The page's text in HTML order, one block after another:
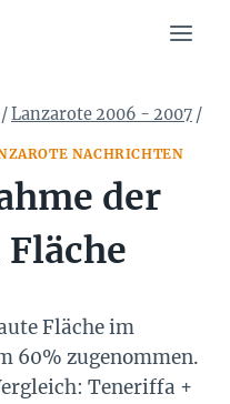
/Lanzarote 2006 - 2007 /
NACHRICHTEN
der
Fläche im
60% zugenommen.
Teneriffa +